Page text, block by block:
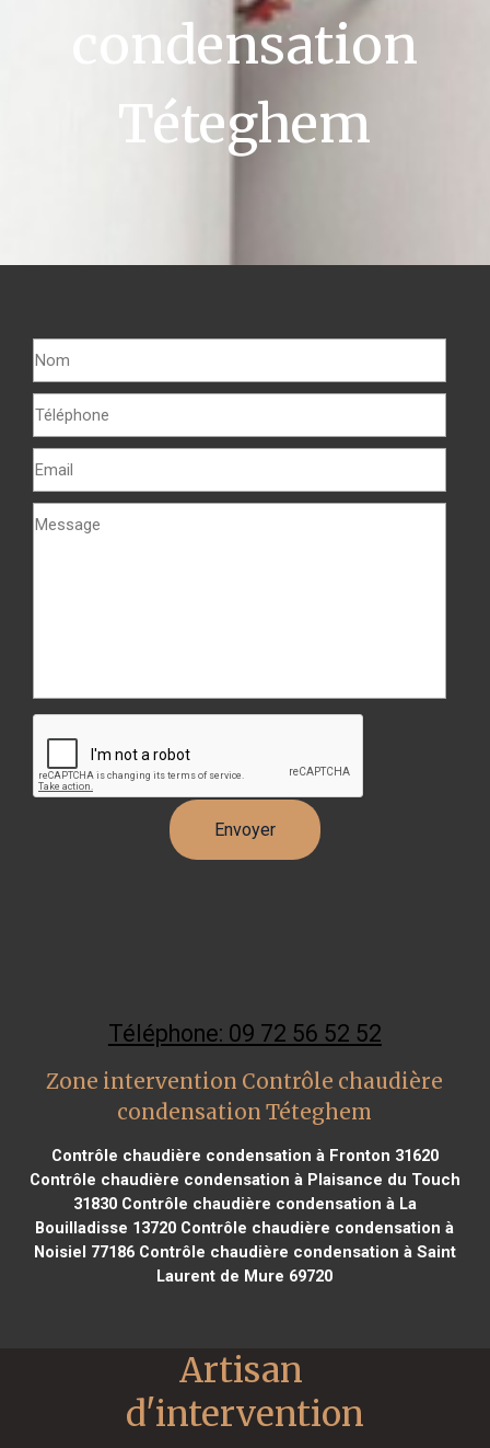
condensation
Téteghem
Téléphone: 09 72 56 52 52
Zone intervention Contrôle chaudière
condensation Téteghem
Contrôle chaudière condensation à Fronton 31620
Contrôle chaudière condensation à Plaisance du Touch
31830Contrôle chaudière condensation à La
Bouilladisse 13720 Contrôle chaudière condensation à
Noisiel 77186Contrôle chaudière condensation à Saint
Laurent de Mure 69720
Artisan
d'intervention